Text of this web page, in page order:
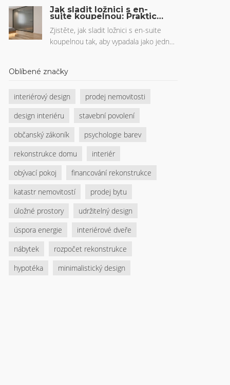
správně používat a co se může pokazit.
Jak sladit ložnici s en-
suite koupelnou: Praktický
průvodce pro harmonický
design
Zjistěte, jak sladit ložnici s en-suite
koupelnou tak, aby vypadala jako jedna
komfort, estetiku a trvanlivost.
Oblíbené značky
interiérový design
prodej nemovitosti
design interiéru
stavební povolení
občanský zákoník
psychologie barev
rekonstrukce domu
interiér
obývací pokoj
financování rekonstrukce
katastr nemovitostí
prodej bytu
úložné prostory
udržitelný design
úspora energie
interiérové dveře
nábytek
rozpočet rekonstrukce
hypotéka
minimalistický design